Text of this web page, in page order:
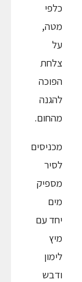
כלפי
מטה,
על
צלחת
הפוכה
להגנה
מהחום.
מכניסים
לסיר
מספיק
מים
יחד עם
מיץ
לימון
ודבש